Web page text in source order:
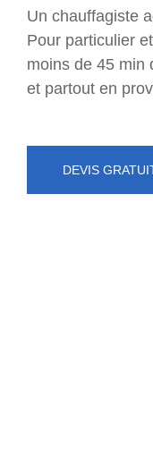
Un chauffagiste
Pour particulier
moins de 45 min
et partout en
DEVIS